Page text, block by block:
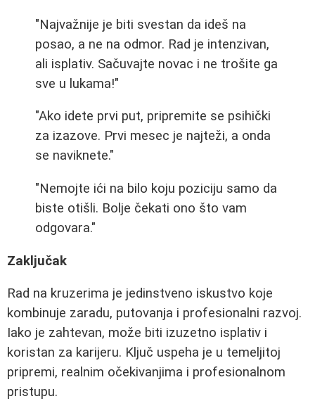
"Najvažnije je biti svestan da ideš na
posao, a ne na odmor. Rad je intenzivan,
ali isplativ. Sačuvajte novac i ne trošite ga
sve u lukama!"
"Ako idete prvi put, pripremite se psihički
za izazove. Prvi mesec je najteži, a onda
se naviknete."
"Nemojte ići na bilo koju poziciju samo da
biste otišli. Bolje čekati ono što vam
odgovara."
Zaključak
Rad na kruzerima je jedinstveno iskustvo koje
kombinuje zaradu, putovanja i profesionalni razvoj.
Iako je zahtevan, može biti izuzetno isplativ i
koristan za karijeru. Ključ uspeha je u temeljitoj
pripremi, realnim očekivanjima i profesionalnom
pristupu.